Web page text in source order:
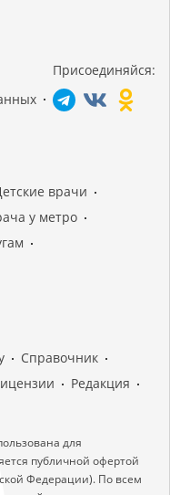
Присоединяйся:
врачи
у метро
Справочник
Редакция
для
публичной офертой
Федерации). По всем